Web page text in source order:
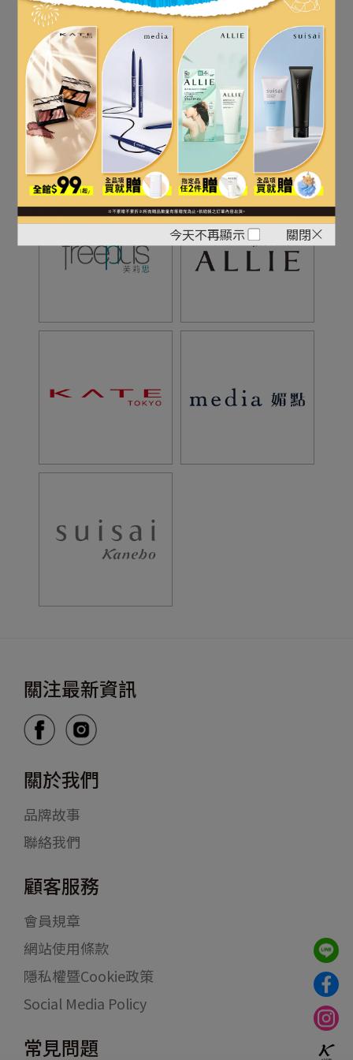
立即購買
今天不再顯示 關閉
品牌介紹
關注最新資訊
關於我們
品牌故事
聯絡我們
顧客服務
會員規章
網站使用條款
隱私權暨Cookie政策
Social Media Policy
常見問題